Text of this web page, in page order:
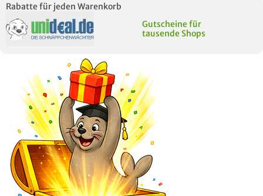
Rabatte für jeden Warenkorb
Gutscheine für
tausende Shops